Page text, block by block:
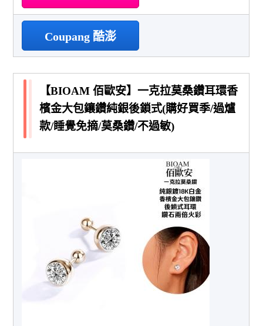
Coupang 酷澎
【BIOAM 佰歐安】一克拉莫桑鑽耳環香
檳金大包鑲鑽純銀後鎖式(購好買季/過爐
款/睡覺免摘/莫桑鑽/不過敏)